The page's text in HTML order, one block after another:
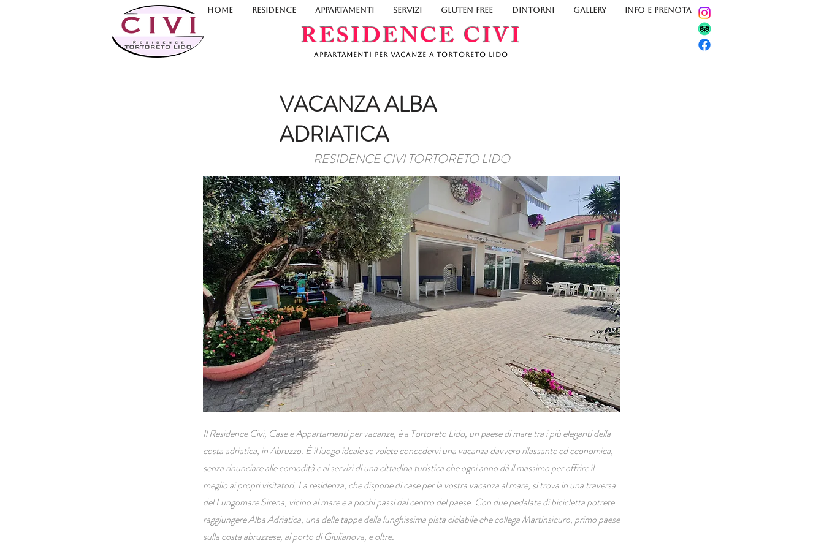
HOME RESIDENCE APPARTAMENTI SERVIZI GLUTEN FREE DINTORNI GALLERY INFO E PRENOTA
RESIDENCE CIVI
Appartamenti per vacanze a Tortoreto Lido
VACANZA ALBA
ADRIATICA
RESIDENCE CIVI TORTORETO LIDO
Il Residence Civi, Case e Appartamenti per vacanze, è a Tortoreto Lido, un paese di mare tra i più eleganti della
costa adriatica, in Abruzzo. È il luogo ideale se volete concedervi una vacanza davvero rilassante ed economica,
senza rinunciare alle comodità e ai servizi di una cittadina turistica che ogni anno dà il massimo per offrire il
meglio ai propri visitatori. La residenza, che dispone di case per la vostra vacanza al mare, si trova in una traversa
del Lungomare Sirena, vicino al mare e a pochi passi dal centro del paese. Con due pedalate di bicicletta potrete
raggiungere Alba Adriatica, una delle tappe della lunghissima pista ciclabile che collega Martinsicuro, primo paese
sulla costa abruzzese, al porto di Giulianova, e oltre.